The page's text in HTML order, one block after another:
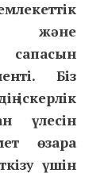
және
сапасын
Біз
іскерлік
үлесін
өзара
үшін